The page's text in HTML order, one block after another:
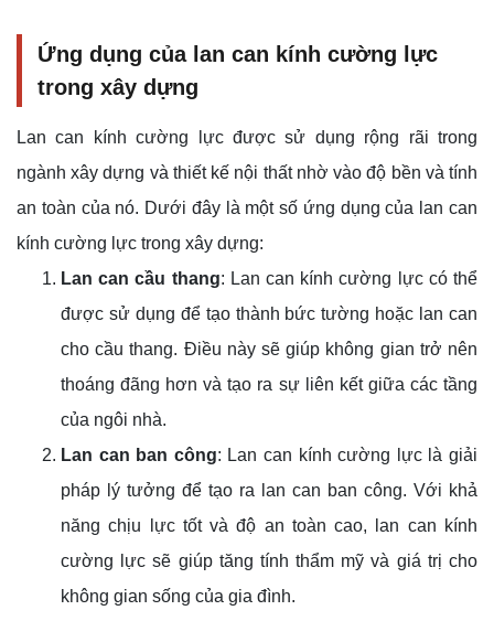
Ứng dụng của lan can kính cường lực
trong xây dựng
Lan can kính cường lực được sử dụng rộng rãi trong
ngành xây dựng và thiết kế nội thất nhờ vào độ bền và tính
an toàn của nó. Dưới đây là một số ứng dụng của lan can
kính cường lực trong xây dựng:
Lan can cầu thang: Lan can kính cường lực có thể
được sử dụng để tạo thành bức tường hoặc lan can
cho cầu thang. Điều này sẽ giúp không gian trở nên
thoáng đãng hơn và tạo ra sự liên kết giữa các tầng
của ngôi nhà.
Lan can ban công: Lan can kính cường lực là giải
pháp lý tưởng để tạo ra lan can ban công. Với khả
năng chịu lực tốt và độ an toàn cao, lan can kính
cường lực sẽ giúp tăng tính thẩm mỹ và giá trị cho
không gian sống của gia đình.